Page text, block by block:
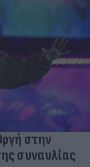
στην
συναυλίας